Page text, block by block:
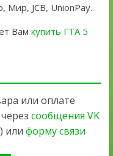
Мир, JCB, UnionPay.
Вам купить ГТА 5
или оплате
сообщения VK
или форму связи